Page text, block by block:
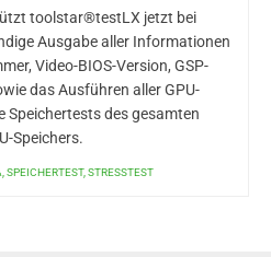
toolstar®testLX jetzt bei
Ausgabe aller Informationen
Video-BIOS-Version, GSP-
das Ausführen aller GPU-
des gesamten
Speichers.
SPEICHERTEST, STRESSTEST